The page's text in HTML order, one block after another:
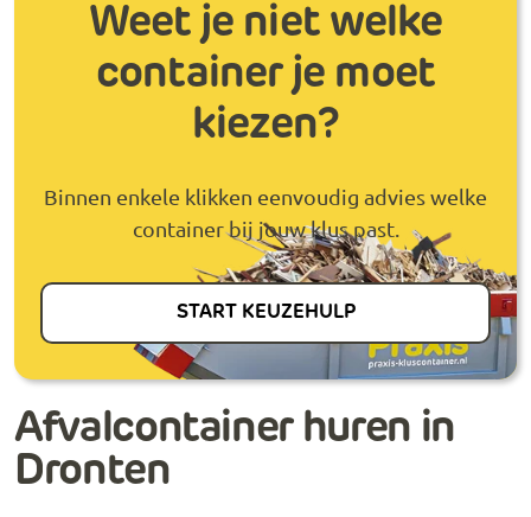
Weet je niet welke
container je moet
kiezen?
Binnen enkele klikken eenvoudig advies welke
container bij jouw klus past.
START KEUZEHULP
Afvalcontainer huren in
Dronten